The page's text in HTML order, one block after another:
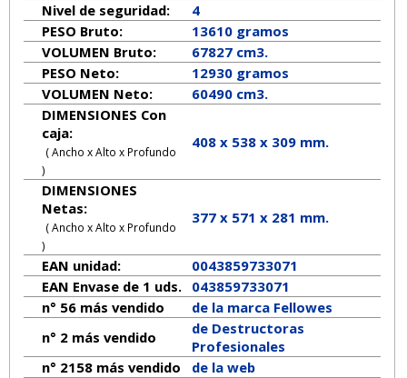
Nivel de seguridad:
4
PESO Bruto:
13610 gramos
VOLUMEN Bruto:
67827 cm3.
PESO Neto:
12930gramos
VOLUMEN Neto:
60490 cm3.
DIMENSIONES Con
caja:
( Ancho x Alto x Profundo
)
408 x 538 x 309 mm.
DIMENSIONES
Netas:
( Ancho x Alto x Profundo
)
377x 571 x 281 mm.
EAN unidad:
0043859733071
EAN Envase de 1 uds.
043859733071
n° 56 más vendido
de la marca Fellowes
n° 2 más vendido
de Destructoras
Profesionales
n° 2158 más vendido
de la web